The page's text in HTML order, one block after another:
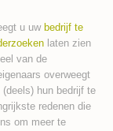
u uwbedrijf te
laten zien
van de
overweegt
hun bedrijf te
redenen die
om meer te